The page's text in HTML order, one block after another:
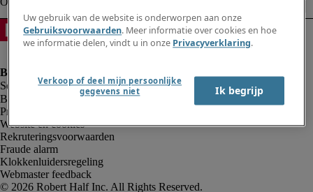
Bedrijfsinformatie
Privacyverklaring
Website en cookies
Rekruteringsvoorwaarden
Fraude alarm
Klokkenluidersregeling
Webmaster feedback
Uw gebruik van de website is onderworpen aan onze
Gebruiksvoorwaarden. Meer informatie over cookies en hoe
we informatie delen, vindt u in onze Privacyverklaring.
Verkoop of deel mijn persoonlijke
gegevens niet
Ik begrijp